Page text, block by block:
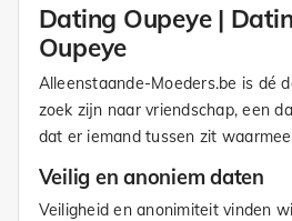
Dating Oupeye |
Oupeye
Alleenstaande-Moeders.be is dé
zoek zijn naar vriendschap, een
dat er iemand tussen zit
Veilig en anoniem daten
Veiligheid en anonimiteit vinden